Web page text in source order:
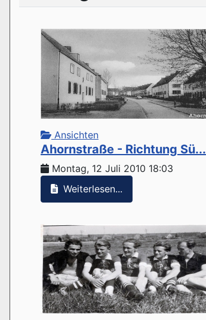
Ansichten
Ahornstraße - Richtung Sü...
Montag, 12 Juli 2010 18:03
Weiterlesen...